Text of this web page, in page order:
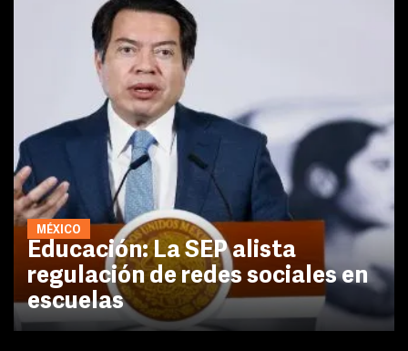
MÉXICO
Educación: La SEP alista
regulación de redes sociales en
escuelas